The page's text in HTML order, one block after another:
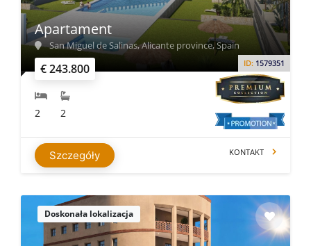
€ 243.800 ID: 1579351
Apartament
San Miguel de Salinas, Alicante province, Spain
2 2
Szczegóły KONTAKT
Doskonała lokalizacja